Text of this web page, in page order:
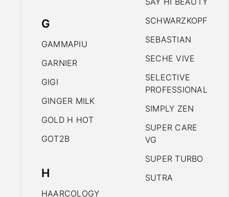
G
GAMMAPIU
GARNIER
GIGI
GINGER MILK
GOLD H HOT
GOT2B
H
HAARCOLOGY
SCHWARZKOPF
SEBASTIAN
SECHE VIVE
SELECTIVE
PROFESSIONAL
SIMPLY ZEN
SUPER CARE
VG
SUPER TURBO
SUTRA